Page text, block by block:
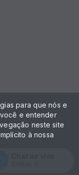
para que nós e
e entender
neste site
à nossa